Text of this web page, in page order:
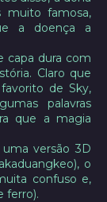
muito famosa,
a doença a
capa dura com
Claro que
de Sky,
palavras
que a magia
versão 3D
o
confuso e,
ferro).